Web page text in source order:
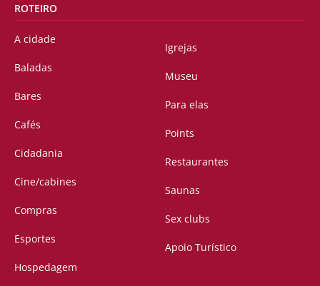
ROTEIRO
A cidade
Baladas
Bares
Cafés
Cidadania
Cine/cabines
Compras
Esportes
Hospedagem
Igrejas
Museu
Para elas
Points
Restaurantes
Saunas
Sex clubs
Apoio Turístico